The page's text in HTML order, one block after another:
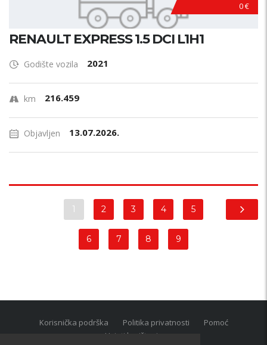
0 €
RENAULT EXPRESS 1.5 DCI L1H1
Godište vozila 2021
km 216.459
Objavljen 13.07.2026.
1 2 3 4 5
6 7 8 9
Korisnička podrška Politika privatnosti
Pomoć
Uvjeti korištenja